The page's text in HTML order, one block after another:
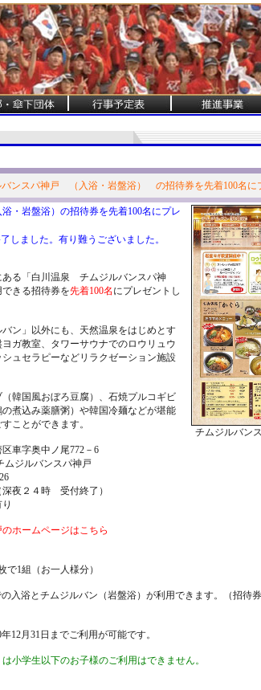
ンスパ神戸 （入浴・岩盤浴） の招待券を先着100名に
チムジルバン
・岩盤浴）の招待券を先着100名にプレ
しました。有り難うございました。
る「白川温泉 チムジルバンスパ神
きる招待券を先着100名 にプレゼントし
ン」以外にも、天然温泉をはじめとす
ガ教室、タワーサウナでのロウリュウ
ュセラピーなどリラクゼーション施設
韓国風おぼろ豆腐）、石焼プルコギビ
煮込み薬膳粥）や韓国冷麺などが堪能
ことができます。
字奥中ノ尾772－6
ジルバンスパ神戸
深夜２４時 受付終了）
ホームページはこちら
1組（お一人様分）
入浴とチムジルバン（岩盤浴）が利用できます。（招待
12月31日までご利用が可能です。
小学生以下のお子様のご利用はできません。